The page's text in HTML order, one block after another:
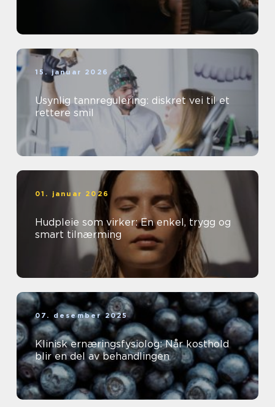
15. januar 2026
Usynlig tannregulering: diskret vei til et
rettere smil
01. januar 2026
Hudpleie som virker: En enkel, trygg og
smart tilnærming
07. desember 2025
Klinisk ernæringsfysiolog: Når kosthold
blir en del av behandlingen